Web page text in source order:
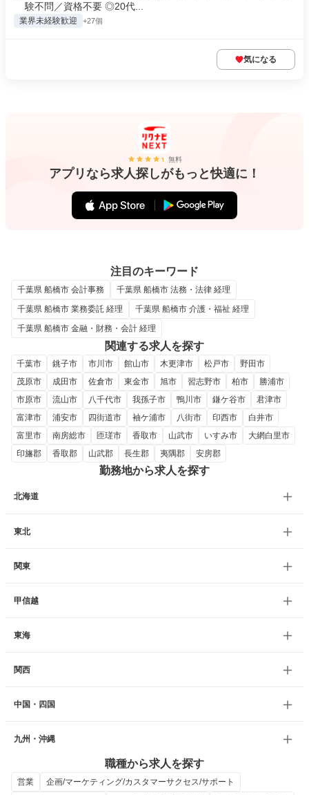
験不問／資格不要 ◎20代...
業界未経験歓迎 +27個
気になる
無料
アプリなら求人探しがもっと快適に！
注目のキーワード
千葉県 船橋市 会計事務
千葉県 船橋市 法務・法律 経理
千葉県 船橋市 業務委託 経理
千葉県 船橋市 介護・福祉 経理
千葉県 船橋市 金融・財務・会計 経理
関連する求人を探す
千葉市 銚子市 市川市 館山市 木更津市 松戸市
野田市
茂原市
成田市 佐倉市 東金市 旭市 習志野市 柏市
勝浦市
市原市
流山市 八千代市 我孫子市 鴨川市 鎌ケ谷市
君津市
富津市
浦安市 四街道市 袖ケ浦市 八街市 印西市
白井市
富里市
南房総市 匝瑳市 香取市 山武市 いすみ市
大網白里市
印旛郡
香取郡 山武郡 長生郡 夷隅郡 安房郡
勤務地から求人を探す
北海道
東北
関東
甲信越
東海
関西
中国・四国
九州・沖縄
職種から求人を探す
営業
企画/マーケティング/カスタマーサクセス/サポート